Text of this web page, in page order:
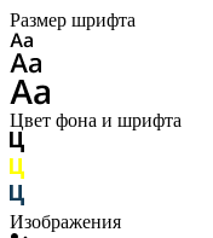
Размер шрифта
Цвет фона и шрифта
Изображения